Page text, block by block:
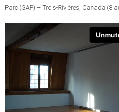
Parc (GAP) – Trois-Rivières, Canada (8